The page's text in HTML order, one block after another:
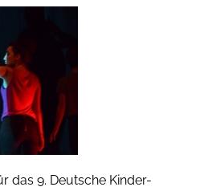
das 9. Deutsche Kinder-